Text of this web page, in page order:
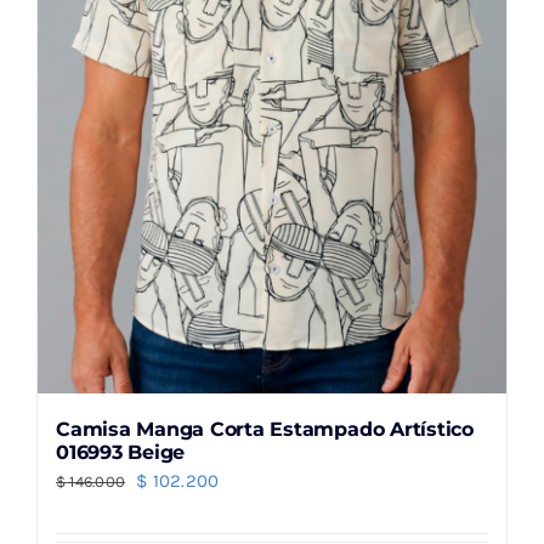
elegir
en
la
página
de
producto
Camisa Manga Corta Estampado Artístico
016993 Beige
$146.000
El
$ 102.200